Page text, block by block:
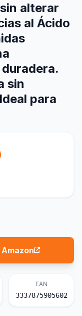
alterar
al Ácido
sin
para
EAN
3337875905602